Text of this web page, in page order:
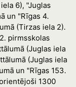
6), "Juglas
un "Rīgas 4.
(Tirzas iela 2).
pirmsskolas
(Juglas iela
(Juglas iela
un "Rīgas 153.
1300